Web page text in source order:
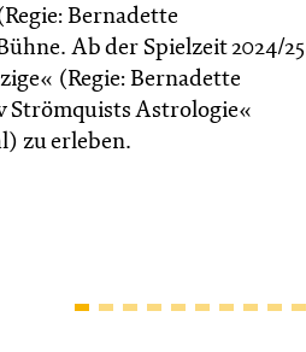
Bernadette
Ab der Spielzeit 2024/25
(Regie: Bernadette
Strömquists Astrologie«
zu erleben.